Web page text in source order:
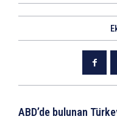
ABD’de bulunan